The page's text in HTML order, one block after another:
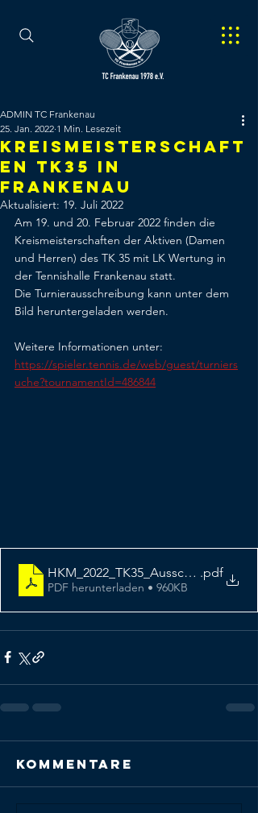
Kreismeisterschaft
en TK35 in
Frankenau
ADMIN TC Frankenau
25. Jan. 2022 1 Min. Lesezeit
Aktualisiert: 19. Juli 2022
Am 19. und 20. Februar 2022 finden die
Kreismeisterschaften der Aktiven (Damen
und Herren) des TK 35 mit LK Wertung in
der Tennishalle Frankenau statt.
Die Turnierausschreibung kann unter dem
Bild heruntergeladen werden.
Weitere Informationen unter:
https://spieler.tennis.de/web/guest/turniers
uche?tournamentId=486844
HKM_2022_TK35_Ausschreibung
.pdf
PDF herunterladen • 960KB
Kommentare